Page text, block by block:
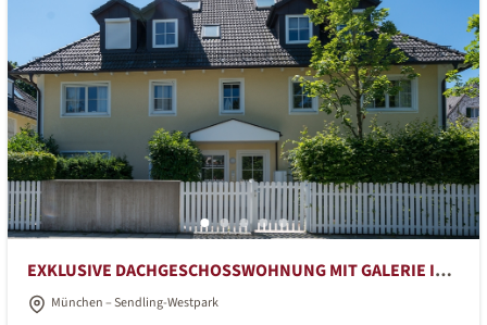
EXKLUSIVE DACHGESCHOSSWOHNUNG MIT GALERIE IN
RUHIGER LAGE
München – Sendling-Westpark